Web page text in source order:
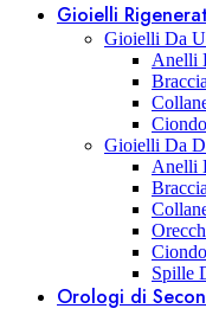
Gioielli
Gioielli Da
Anelli
Gioielli Da
Anelli
Spille
Orologi di